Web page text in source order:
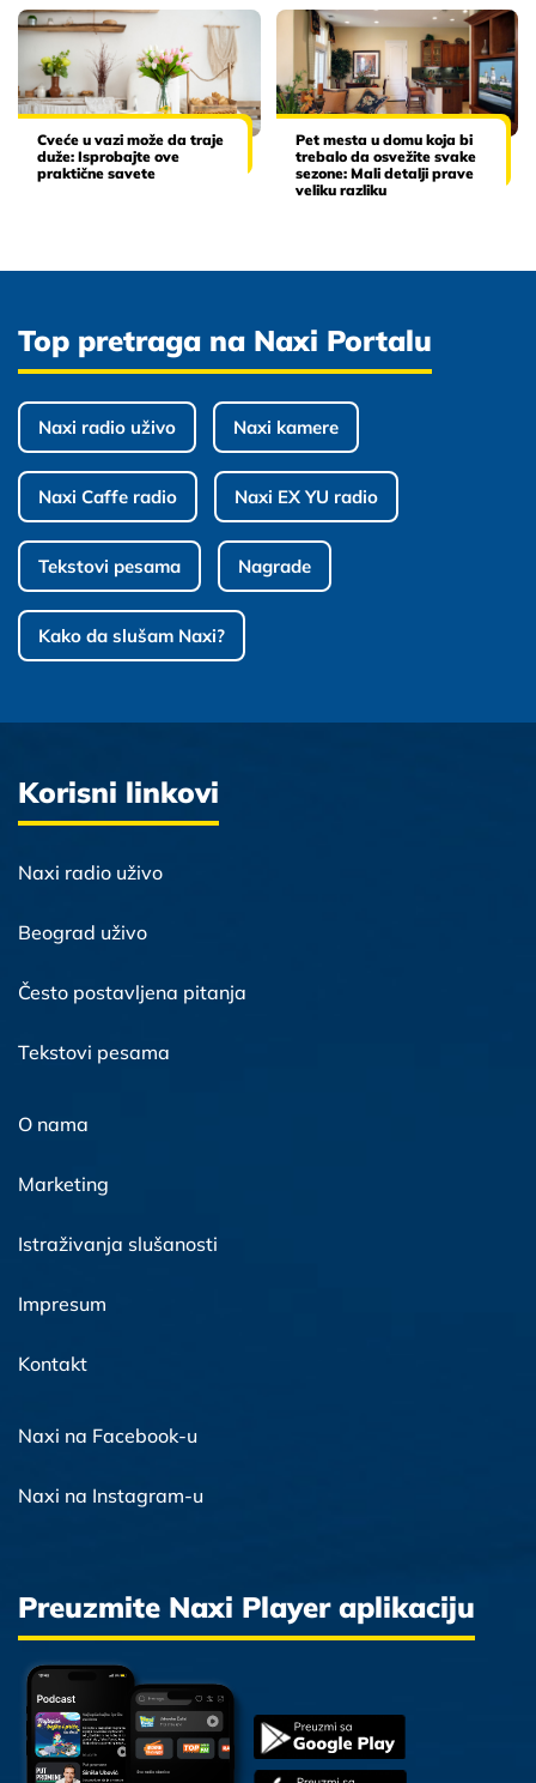
Cveće u vazi može da traje
duže: Isprobajte ove
praktične savete
Pet mesta u domu koja bi
trebalo da osvežite svake
sezone: Mali detalji prave
veliku razliku
Top pretraga na Naxi Portalu
Naxi radio uživo Naxi kamere
Naxi Caffe radio Naxi EX YU radio
Tekstovi pesama Nagrade
Kako da slušam Naxi?
Korisni linkovi
Naxi radio uživo
Beograd uživo
Često postavljena pitanja
Tekstovi pesama
O nama
Marketing
Istraživanja slušanosti
Impresum
Kontakt
Naxi na Facebook-u
Naxi na Instagram-u
Preuzmite Naxi Player aplikaciju